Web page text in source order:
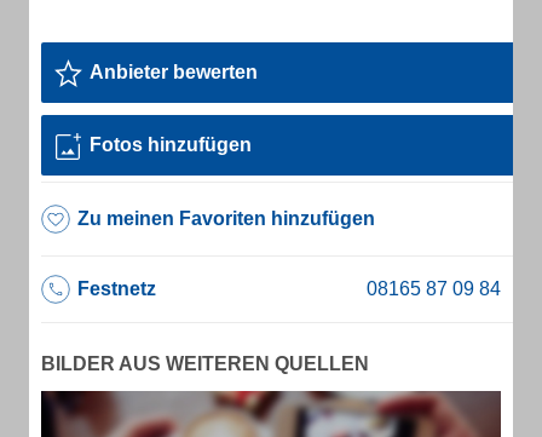
Anbieter bewerten
Fotos hinzufügen
Zu meinen Favoriten hinzufügen
Festnetz
BILDER AUS WEITEREN QUELLEN